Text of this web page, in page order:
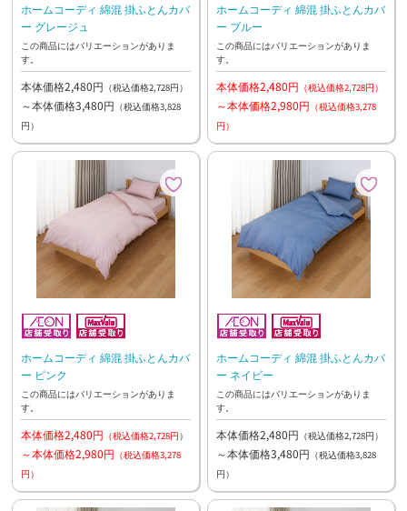
ホームコーディ 綿混 掛ふとんカバ
ー グレージュ
この商品にはバリエーションがありま
す。
本体価格2,480円 （税込価格2,728円）
～本体価格3,480円 （税込価格3,828
円）
ホームコーディ 綿混 掛ふとんカバ
ー ブルー
この商品にはバリエーションがありま
す。
本体価格2,480円 （税込価格2,728円）
～本体価格2,980円 （税込価格3,278
円）
ホームコーディ 綿混 掛ふとんカバ
ー ピンク
この商品にはバリエーションがありま
す。
本体価格2,480円 （税込価格2,728円）
～本体価格2,980円 （税込価格3,278
円）
ホームコーディ 綿混 掛ふとんカバ
ー ネイビー
この商品にはバリエーションがありま
す。
本体価格2,480円 （税込価格2,728円）
～本体価格3,480円 （税込価格3,828
円）